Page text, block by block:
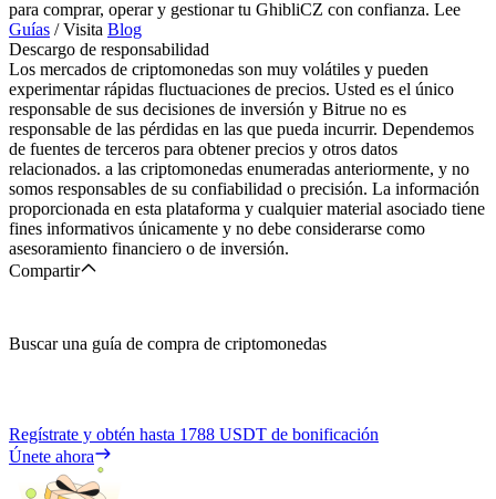
para comprar, operar y gestionar tu GhibliCZ con confianza. Lee
Guías / Visita Blog
Descargo de responsabilidad
Los mercados de criptomonedas son muy volátiles y pueden
experimentar rápidas fluctuaciones de precios. Usted es el único
responsable de sus decisiones de inversión y Bitrue no es
responsable de las pérdidas en las que pueda incurrir. Dependemos
de fuentes de terceros para obtener precios y otros datos
relacionados. a las criptomonedas enumeradas anteriormente, y no
somos responsables de su confiabilidad o precisión. La información
proporcionada en esta plataforma y cualquier material asociado tiene
fines informativos únicamente y no debe considerarse como
asesoramiento financiero o de inversión.
Compartir
Buscar una guía de compra de criptomonedas
Regístrate y obtén hasta 1788 USDT de bonificación
Únete ahora